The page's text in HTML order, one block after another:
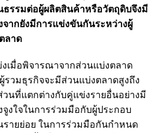
ธรรมต่อผู้ผลิตสินค้าหรือวัตถุดิบจึงมี
จากยังมีการแข่งขันกันระหว่างผู้
ลาด
เมื่อพิจารณาจากส่วนแบ่งตลาด
รวมธุรกิจจะมีส่วนแบ่งตลาดสูงถึง
วนที่แตกต่างกับคู่แข่งรายอื่นอย่างมี
งใจในการร่วมมือกับผู้ประกอบ
รายย่อย ในการร่วมมือกันกำหนด